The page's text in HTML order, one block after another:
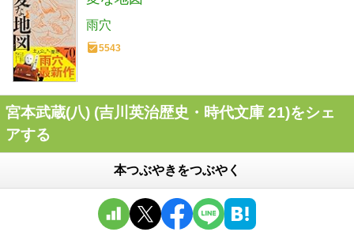
雨穴
5543
宮本武蔵(八) (吉川英治歴史・時代文庫 21)をシェ
アする
本つぶやきをつぶやく